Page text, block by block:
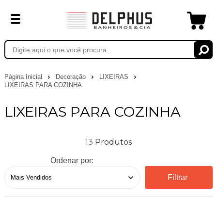
Página Inicial Decoração
LIXEIRAS
LIXEIRAS PARA COZINHA
LIXEIRAS PARA COZINHA
13
Ordenar por:
Filtrar